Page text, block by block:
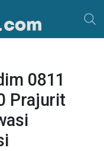
0811
Prajurit